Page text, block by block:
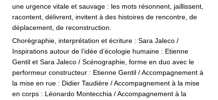
une urgence vitale et sauvage : les mots résonnent, jaillissent,
racontent, délivrent, invitent à des histoires de rencontre, de
déplacement, de reconstruction.
Chorégraphie, interprétation et écriture : Sara Jaleco /
Inspirations autour de l’idée d’écologie humaine : Etienne
Gentil et Sara Jaleco / Scénographie, forme en duo avec le
performeur constructeur : Etienne Gentil / Accompagnement à
la mise en rue : Didier Taudière / Accompagnement à la mise
en corps : Léonardo Montecchia / Accompagnement à la